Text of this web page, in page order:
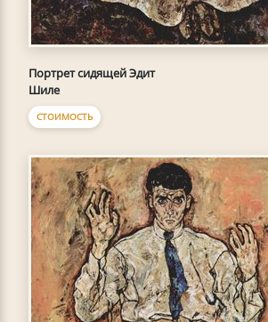
Портрет сидящей Эдит
Шиле
СТОИМОСТЬ